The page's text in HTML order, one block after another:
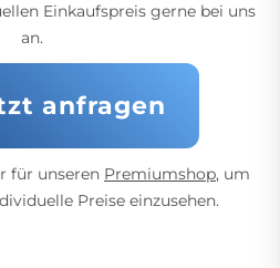
Einkaufspreis gerne bei uns
an.
anfragen
für unseren Premiumshop, um
Preise einzusehen.